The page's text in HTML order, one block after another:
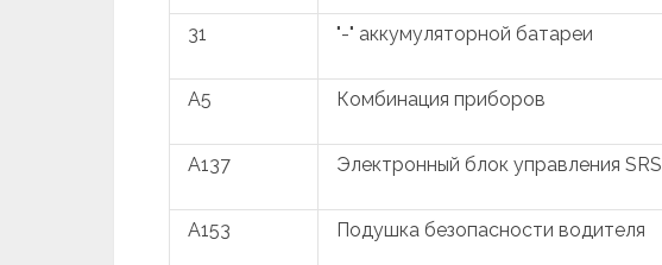
31 "-" аккумуляторной батареи
A5 Комбинация приборов
A137 Электронный блок управления SRS
A153 Подушка безопасности водителя